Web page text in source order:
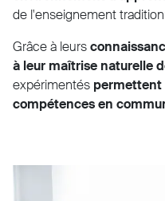
de l'enseignement
Grâce à leurs
à leur maîtrise naturelle
expérimentés permettent
compétences en